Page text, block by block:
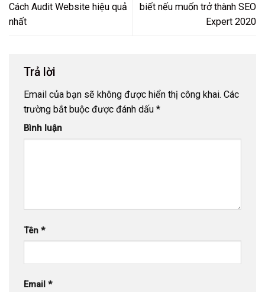
Cách Audit Website hiệu quả
nhất
biết nếu muốn trở thành SEO
Expert 2020
Trả lời
Email của bạn sẽ không được hiển thị công khai. Các
trường bắt buộc được đánh dấu *
Bình luận
Tên *
Email *